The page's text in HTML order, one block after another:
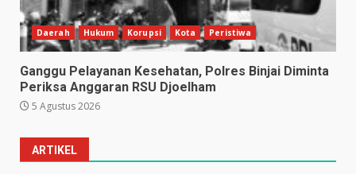
Daerah Hukum Korupsi Kota Peristiwa
Ganggu Pelayanan Kesehatan, Polres Binjai Diminta
Periksa Anggaran RSU Djoelham
5 Agustus 2026
ARTIKEL